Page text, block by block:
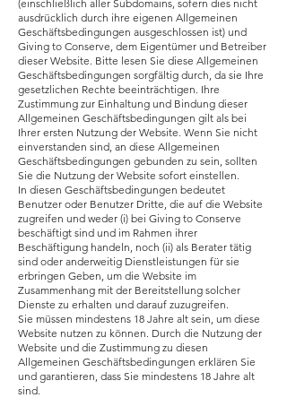
(einschließlich aller Subdomains, sofern dies nicht
ausdrücklich durch ihre eigenen Allgemeinen
Geschäftsbedingungen ausgeschlossen ist) und
Giving to Conserve, dem Eigentümer und Betreiber
dieser Website. Bitte lesen Sie diese Allgemeinen
Geschäftsbedingungen sorgfältig durch, da sie Ihre
gesetzlichen Rechte beeinträchtigen. Ihre
Zustimmung zur Einhaltung und Bindung dieser
Allgemeinen Geschäftsbedingungen gilt als bei
Ihrer ersten Nutzung der Website. Wenn Sie nicht
einverstanden sind, an diese Allgemeinen
Geschäftsbedingungen gebunden zu sein, sollten
Sie die Nutzung der Website sofort einstellen.
In diesen Geschäftsbedingungen bedeutet
Benutzer oder Benutzer Dritte, die auf die Website
zugreifen und weder (i) bei Giving to Conserve
beschäftigt sind und im Rahmen ihrer
Beschäftigung handeln, noch (ii) als Berater tätig
sind oder anderweitig Dienstleistungen für sie
erbringen Geben, um die Website im
Zusammenhang mit der Bereitstellung solcher
Dienste zu erhalten und darauf zuzugreifen.
Sie müssen mindestens 18 Jahre alt sein, um diese
Website nutzen zu können. Durch die Nutzung der
Website und die Zustimmung zu diesen
Allgemeinen Geschäftsbedingungen erklären Sie
und garantieren, dass Sie mindestens 18 Jahre alt
sind.